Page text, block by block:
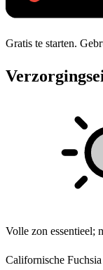
Gratis te starten.
Volle zon essentieel;
Californische